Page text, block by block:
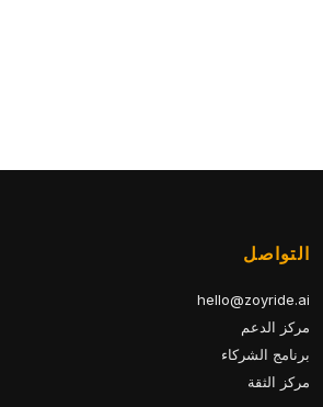
التواصل
hello@zoyride.ai
مركز الدعم
برنامج الشركاء
مركز الثقة